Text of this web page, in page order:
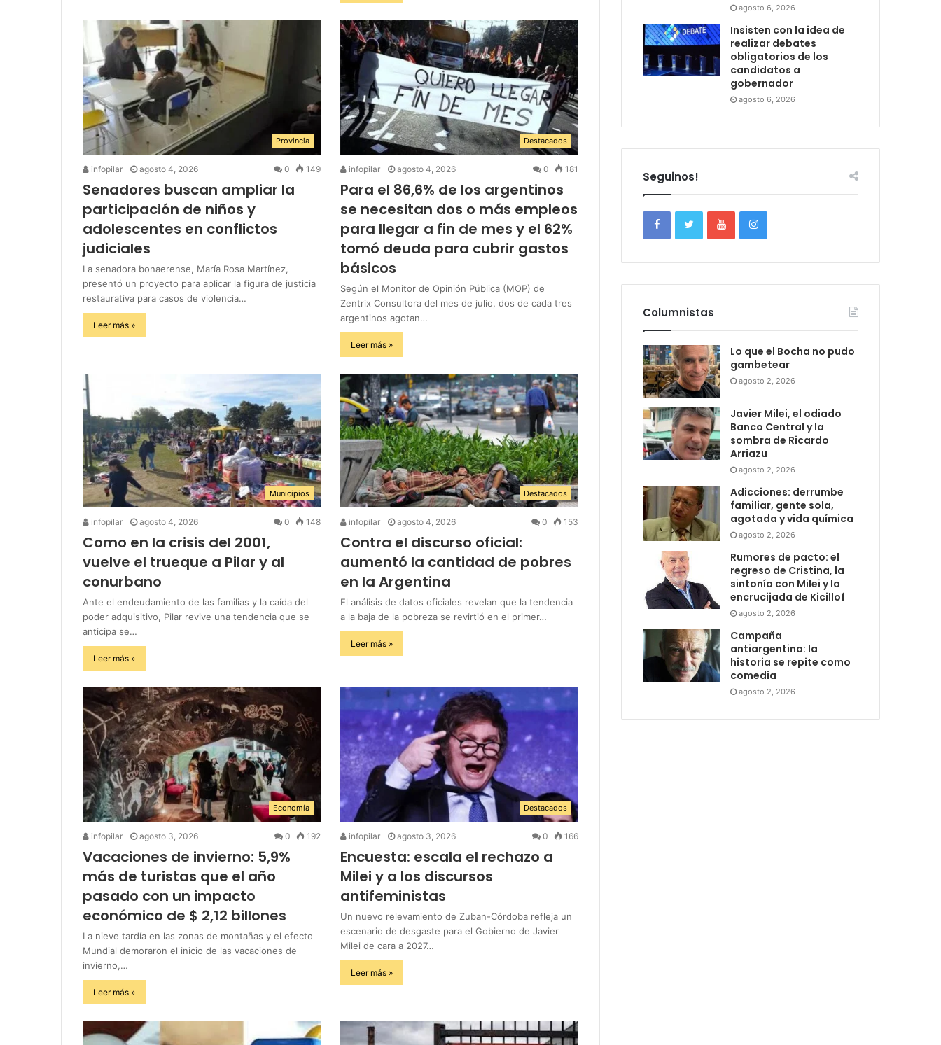
Provincia
infopilar agosto 4, 2026 0 149
Senadores buscan ampliar la
participación de niños y
adolescentes en conflictos
judiciales
La senadora bonaerense, María Rosa Martínez,
presentó un proyecto para aplicar la figura de justicia
restaurativa para casos de violencia…
Leer más »
Destacados
infopilar agosto 4, 2026 0 181
Para el 86,6% de los argentinos
se necesitan dos o más empleos
para llegar a fin de mes y el 62%
tomó deuda para cubrir gastos
básicos
Según el Monitor de Opinión Pública (MOP) de
Zentrix Consultora del mes de julio, dos de cada tres
argentinos agotan…
Leer más »
Municipios
infopilar agosto 4, 2026 0 148
Como en la crisis del 2001,
vuelve el trueque a Pilar y al
conurbano
Ante el endeudamiento de las familias y la caída del
poder adquisitivo, Pilar revive una tendencia que se
anticipa se…
Leer más »
Destacados
infopilar agosto 4, 2026 0 153
Contra el discurso oficial:
aumentó la cantidad de pobres
en la Argentina
El análisis de datos oficiales revelan que la tendencia
a la baja de la pobreza se revirtió en el primer…
Leer más »
Economía
infopilar agosto 3, 2026 0 192
Vacaciones de invierno: 5,9%
más de turistas que el año
pasado con un impacto
económico de $ 2,12 billones
La nieve tardía en las zonas de montañas y el efecto
Mundial demoraron el inicio de las vacaciones de
invierno,…
Leer más »
Destacados
infopilar agosto 3, 2026 0 166
Encuesta: escala el rechazo a
Milei y a los discursos
antifeministas
Un nuevo relevamiento de Zuban-Córdoba refleja un
escenario de desgaste para el Gobierno de Javier
Milei de cara a 2027…
Leer más »
agosto 6, 2026
Insisten con la idea de
realizar debates
obligatorios de los
candidatos a
gobernador
agosto 6, 2026
Seguinos!
Columnistas
Lo que el Bocha no pudo
gambetear
agosto 2, 2026
Javier Milei, el odiado
Banco Central y la
sombra de Ricardo
Arriazu
agosto 2, 2026
Adicciones: derrumbe
familiar, gente sola,
agotada y vida química
agosto 2, 2026
Rumores de pacto: el
regreso de Cristina, la
sintonía con Milei y la
encrucijada de Kicillof
agosto 2, 2026
Campaña
antiargentina: la
historia se repite como
comedia
agosto 2, 2026